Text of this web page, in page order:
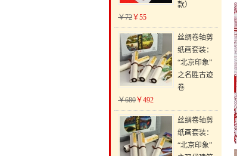
款）
￥72￥55
丝绸卷轴剪
纸画套装：
“北京印象”
之名胜古迹
卷
￥680￥492
丝绸卷轴剪
纸画套装：
“北京印象”